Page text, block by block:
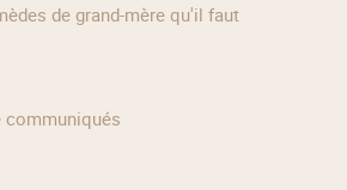
communiqués